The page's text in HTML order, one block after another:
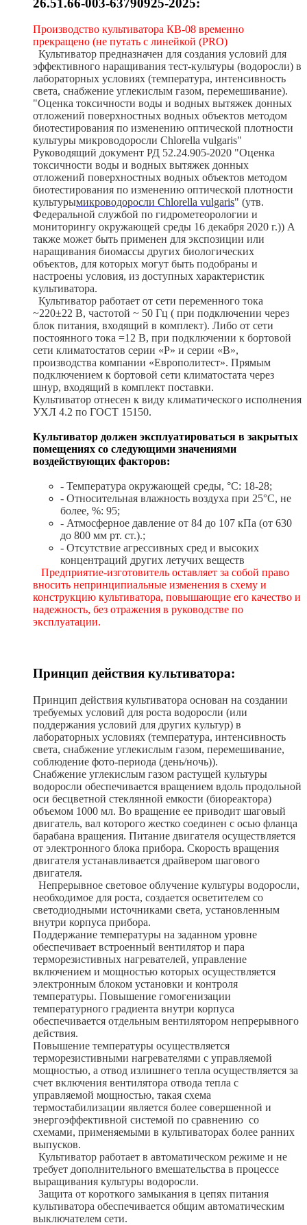
Производство культиватора КВ-08 временно
прекращено (не путать с линейкой (PRO)
Культиватор предназначен для создания условий для
эффективного наращивания тест-культуры (водоросли) в
лабораторных условиях (температура, интенсивность
света, снабжение углекислым газом, перемешивание).
"Оценка токсичности воды и водных вытяжек донных
отложений поверхностных водных объектов методом
биотестирования по изменению оптической плотности
культуры микроводоросли Chlorella vulgaris"
Руководящий документ РД 52.24.905-2020 "Оценка
токсичности воды и водных вытяжек донных
отложений поверхностных водных объектов методом
биотестирования по изменению оптической плотности
культурымикроводоросли Chlorella vulgaris" (утв.
Федеральной службой по гидрометеорологии и
мониторингу окружающей среды 16 декабря 2020 г.)) А
также может быть применен для экспозиции или
наращивания биомассы других биологических
объектов, для которых могут быть подобраны и
настроены условия, из доступных характеристик
культиватора.
Культиватор работает от сети переменного тока
~220±22 В, частотой ~ 50 Гц ( при подключении через
блок питания, входящий в комплект). Либо от сети
постоянного тока =12 В, при подключении к бортовой
сети климатостатов серии «Р» и серии «В»,
производства компании «Европолитест». Прямым
подключением к бортовой сети климатостата через
шнур, входящий в комплект поставки.
Культиватор отнесен к виду климатического исполнения
УХЛ 4.2 по ГОСТ 15150.
Культиватор должен эксплуатироваться в закрытых
помещениях со следующими значениями
воздействующих факторов:
- Температура окружающей среды, °С: 18-28;
- Относительная влажность воздуха при 25°С, не
более, %: 95;
- Атмосферное давление от 84 до 107 кПа (от 630
до 800 мм рт. ст.).;
- Отсутствие агрессивных сред и высоких
концентраций других летучих веществ
Предприятие-изготовитель оставляет за собой право
вносить непринципиальные изменения в схему и
конструкцию культиватора, повышающие его качество и
надежность, без отражения в руководстве по
эксплуатации.
Принцип действия культиватора:
Принцип действия культиватора основан на создании
требуемых условий для роста водоросли (или
поддержания условий для других культур) в
лабораторных условиях (температура, интенсивность
света, снабжение углекислым газом, перемешивание,
соблюдение фото-периода (день/ночь)).
Снабжение углекислым газом растущей культуры
водоросли обеспечивается вращением вдоль продольной
оси бесцветной стеклянной емкости (биореактора)
объемом 1000 мл. Во вращение ее приводит шаговый
двигатель, вал которого жестко соединен с осью фланца
барабана вращения. Питание двигателя осуществляется
от электронного блока прибора. Скорость вращения
двигателя устанавливается драйвером шагового
двигателя.
Непрерывное световое облучение культуры водоросли,
необходимое для роста, создается осветителем со
светодиодными источниками света, установленным
внутри корпуса прибора.
Поддержание температуры на заданном уровне
обеспечивает встроенный вентилятор и пара
терморезистивных нагревателей, управление
включением и мощностью которых осуществляется
электронным блоком установки и контроля
температуры. Повышение гомогенизации
температурного градиента внутри корпуса
обеспечивается отдельным вентилятором непрерывного
действия.
Повышение температуры осуществляется
терморезистивными нагревателями с управляемой
мощностью, а отвод излишнего тепла осуществляется за
счет включения вентилятора отвода тепла с
управляемой мощностью, такая схема
термостабилизации является более совершенной и
энергоэффективной системой по сравнению со
схемами, применяемыми в культиваторах более ранних
выпусков.
Культиватор работает в автоматическом режиме и не
требует дополнительного вмешательства в процессе
выращивания культуры водоросли.
Защита от короткого замыкания в цепях питания
культиватора обеспечивается общим автоматическим
выключателем сети.